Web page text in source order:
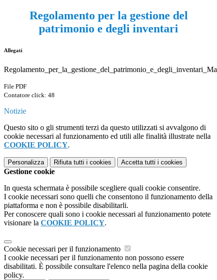
Regolamento per la gestione del
patrimonio e degli inventari
Allegati
File PDF
Contatore click: 48
Notizie
Questo sito o gli strumenti terzi da questo utilizzati si avvalgono di
cookie necessari al funzionamento ed utili alle finalità illustrate nella
COOKIE POLICY.
Personalizza Rifiuta tutti i cookies Accetta tutti i cookies
Gestione cookie
In questa schermata è possibile scegliere quali cookie consentire.
I cookie necessari sono quelli che consentono il funzionamento della
piattaforma e non è possibile disabilitarli.
Per conoscere quali sono i cookie necessari al funzionamento potete
visionare la COOKIE POLICY.
Cookie necessari per il funzionamento
I cookie necessari per il funzionamento non possono essere
disabilitati. È possibile consultare l'elenco nella pagina della cookie
policy.